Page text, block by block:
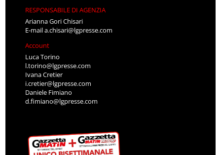
RESPONSABILE DI AGENZIA
Arianna Gori Chisari
E-maila.chisari@lgpresse.com
Account
Luca Torino
l.torino@lgpresse.com
Ivana Cretier
i.cretier@lgpresse.com
Daniele Fimiano
d.fimiano@lgpresse.com